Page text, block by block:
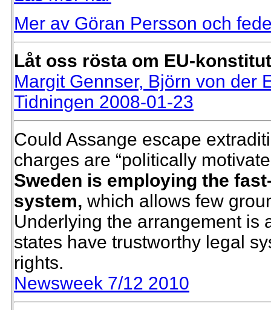
Mer av Göran Persson och
Låt oss rösta om EU-
Margit Gennser, Björn von der
Tidningen 2008-01-23
Could Assange escape
charges are “politically
Sweden is employing the
system, which allows few
Underlying the arrangement is
states have trustworthy legal
rights.
Newsweek 7/12 2010